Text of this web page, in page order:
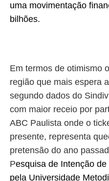
uma movimentação
bilhões.
Em termos de otimismo
região que mais espera
segundo dados do
com maior receio por
ABC Paulista onde o
presente, representa
pretensão do ano
Pesquisa de Intenção
pela Universidade